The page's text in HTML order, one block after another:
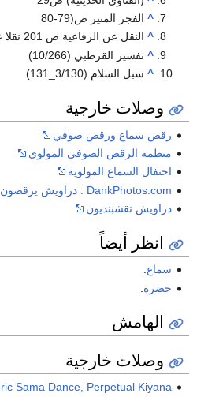
^ الفجر المنير ص(79-80
^ النقل عن الرفاعية ص 201 نقلا عن الأنوار الكواشف ص7
^ تفسير القرطبي (10/266)
^ سبل السلام (3/130_131)
وصلات خارجية
رقص سماع ورقص صوفي
منظمة الرقص الصوفي المولوي
احتفال السماع المولوية
DankPhotos.com : دراويش يرقصون رقصاً صوفياً
دراويش نقشبنديون
انظر أيضاً
سماع.
حضرة
الهامش
وصلات خارجية
Sama Dance, Perpetual Kiyana